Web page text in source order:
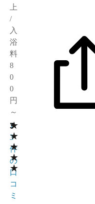
上
/
入
浴
料
8
0
0
円
～
★
★
★
★
★
3
1
3
件
の
口
コ
ミ